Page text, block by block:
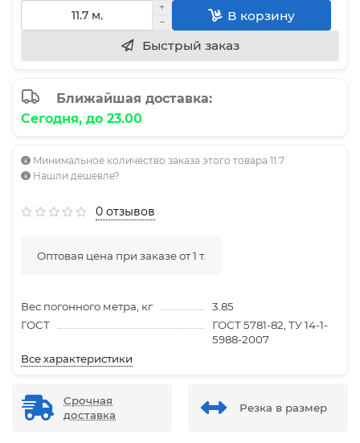
В корзину
Быстрый заказ
Ближайшая доставка:
Сегодня, до 23.00
Минимальное количество заказа этого товара 11.7
Нашли дешевле?
0 отзывов
Оптовая цена при заказе от 1 т.
Вес погонного метра, кг
3.85
ГОСТ
ГОСТ 5781-82, ТУ 14-1-
5988-2007
Все характеристики
Срочная
доставка
Резка в размер